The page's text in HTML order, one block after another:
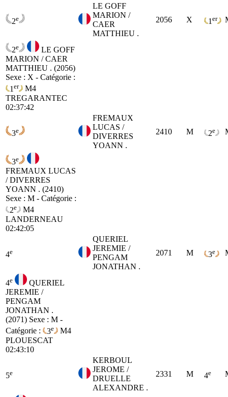
2e
LE GOFF
MARION /
CAER
MATTHIEU .
2056 X 1 er
2e
LE GOFF
MARION / CAER
MATTHIEU . (2056)
Sexe : X - Catégorie :
1 er
M4
TREGARANTEC
02:37:42
3e
FREMAUX
LUCAS /
DIVERRES
YOANN .
2410 M 2e
3e
FREMAUX LUCAS
/ DIVERRES
YOANN . (2410)
Sexe : M - Catégorie :
2e
M4
LANDERNEAU
02:42:05
4e
QUERIEL
JEREMIE /
PENGAM
JONATHAN .
2071 M 3e
4e
QUERIEL
JEREMIE /
PENGAM
JONATHAN .
(2071) Sexe : M -
Catégorie :
3e
M4
PLOUESCAT
02:43:10
5e
KERBOUL
JEROME /
DRUELLE
ALEXANDRE .
2331 M 4e